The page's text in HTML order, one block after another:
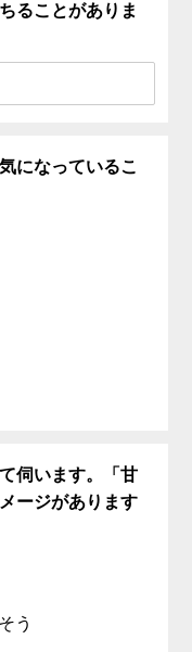
ることがありま
になっているこ
伺います。「甘
ージがあります
う